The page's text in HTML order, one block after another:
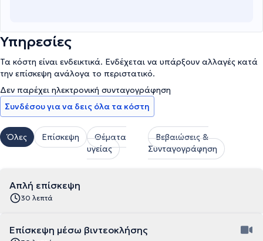
Υπηρεσίες
Τα κόστη είναι ενδεικτικά. Ενδέχεται να υπάρξουν αλλαγές κατά
την επίσκεψη ανάλογα το περιστατικό.
Δεν παρέχει ηλεκτρονική συνταγογράφηση
Συνδέσου για να δεις όλα τα κόστη
Όλες Επίσκεψη
Θέματα
υγείας
Βεβαιώσεις &
Συνταγογράφηση
Απλή επίσκεψη
30 λεπτά
Επίσκεψη μέσω βιντεοκλήσης